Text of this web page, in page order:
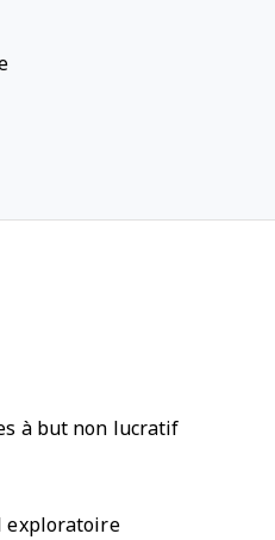
à but non lucratif
exploratoire